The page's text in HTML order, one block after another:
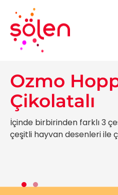
Ozmo
Çikolatalı
İçinde birbirinden farklı 3
çeşitli hayvan desenleri ile